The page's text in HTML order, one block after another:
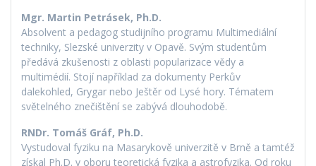
Mgr. Martin Petrásek, Ph.D.
Absolvent a pedagog studijního programu Multimediální
techniky, Slezské univerzity v Opavě. Svým studentům
předává zkušenosti z oblasti popularizace vědy a
multimédií. Stojí například za dokumenty Perkův
dalekohled, Grygar nebo Ještěr od Lysé hory. Tématem
světelného znečištění se zabývá dlouhodobě.
RNDr. Tomáš Gráf, Ph.D.
Vystudoval fyziku na Masarykově univerzitě v Brně a tamtéž
získal Ph.D. v oboru teoretická fyzika a astrofyzika. Od roku